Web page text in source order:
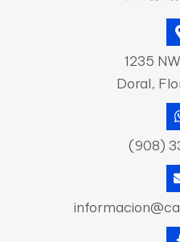
1235
Doral,
(908)